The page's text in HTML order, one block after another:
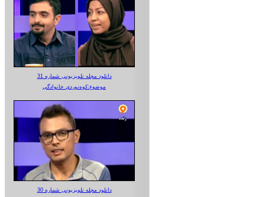
دانلود مجله تلویزیونی شماره 31
موضوع:کوه‌نوردی خانوادگی
دانلود مجله تلویزیونی شماره 30